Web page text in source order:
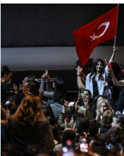
göndermek